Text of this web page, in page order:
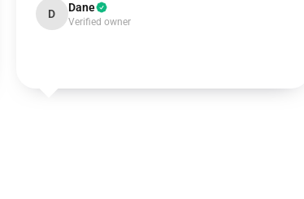
D Dane
Verified owner